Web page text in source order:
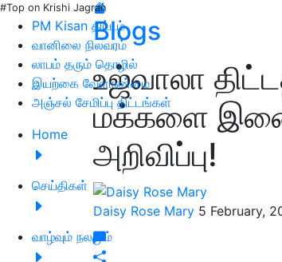
#Top on Krishi Jagran
PM Kisan திட்டம்
வானிலை நிலவரம்
லாபம் தரும் தொழில்
இயற்கை வேளாண்மை
அஞ்சல் சேமிப்பு திட்டங்கள்
Home
செய்திகள்
வாழ்வும் நலமும்
Blogs
உஜ்வாலா
மக்களை
அறிவிப்பு!
Daisy Rose Mary 5 February,